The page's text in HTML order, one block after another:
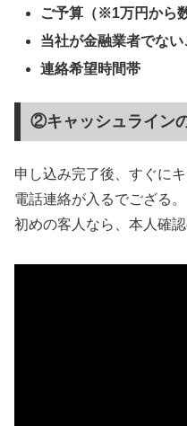
ご予算（※1万円から
当社が金融業者でな
連絡希望時間帯
②キャッシュライン
申し込み完了後、すぐに
電話連絡が入るでござる。
初めの客人なら、本人確